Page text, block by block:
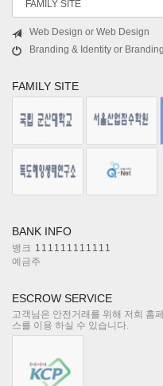
Web Design or Web Design
Branding & Identity or Branding
FAMILY SITE
BANK INFO
뱅크 111111111111
예금주
ESCROW SERVICE
고객님은 안전거래를 위해 저희 홈
스를 이용 하실 수 있습니다.